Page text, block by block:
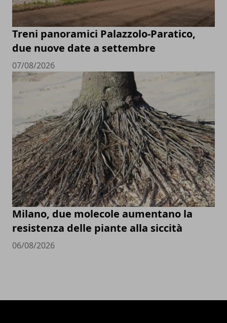
Treni panoramici Palazzolo-Paratico,
due nuove date a settembre
07/08/2026
Milano, due molecole aumentano la
resistenza delle piante alla siccità
06/08/2026